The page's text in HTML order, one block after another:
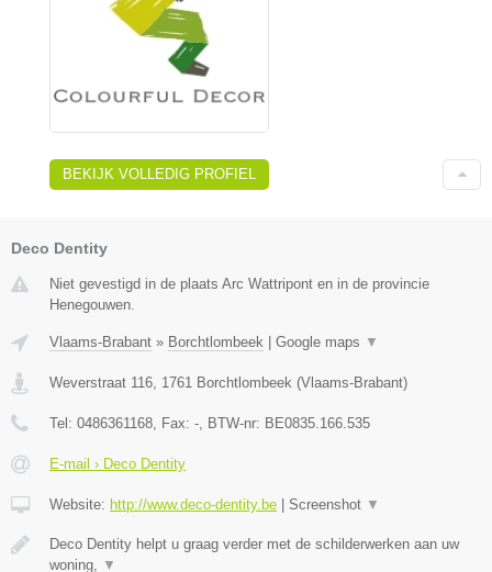
BEKIJK VOLLEDIG PROFIEL
Deco Dentity
Niet gevestigd in de plaats Arc Wattripont en in de provincie
Henegouwen.
Vlaams-Brabant » Borchtlombeek | Google maps ▼
Weverstraat 116 1761 Borchtlombeek (Vlaams-Brabant)
Tel: 0486361168 , Fax: - , BTW-nr: BE0835.166.535
E-mail › Deco Dentity
Website: http://www.deco-dentity.be | Screenshot ▼
Deco Dentity helpt u graag verder met de schilderwerken aan uw
woning,
▼